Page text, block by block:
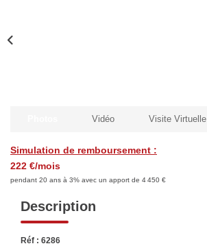
Nos Annonces
Simulation de remboursement :
222 €/mois
pendant 20 ans à 3% avec un apport de 4 450 €
Vidéo Visite Virtuelle
Description
Réf : 6286